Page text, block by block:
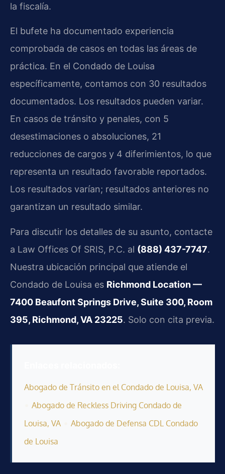
la fiscalía.
El bufete ha documentado experiencia
comprobada de casos en todas las áreas de
práctica. En el Condado de Louisa
específicamente, contamos con 30 resultados
documentados. Los resultados pueden variar.
En casos de tránsito y penales, con 5
desestimaciones o absoluciones, 21
reducciones de cargos y 4 diferimientos, lo que
representa un resultado favorable reportados.
Los resultados varían; resultados anteriores no
garantizan un resultado similar.
Para discutir los detalles de su asunto, contacte
a Law Offices Of SRIS, P.C. al (888) 437-7747.
Nuestra ubicación principal que atiende el
Condado de Louisa es Richmond Location —
7400 Beaufont Springs Drive, Suite 300, Room
395, Richmond, VA 23225. Solo con cita previa.
Abogado de Tránsito en el Condado de Louisa, VA
Abogado de Reckless Driving Condado de
Louisa, VA
Abogado de Defensa CDL Condado
de Louisa